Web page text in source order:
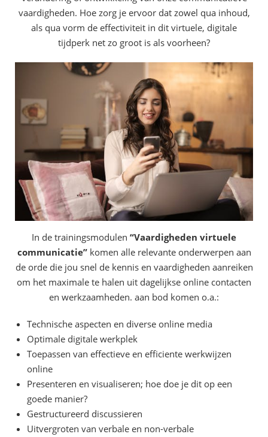
vaardigheden. Hoe zorg je ervoor dat zowel qua inhoud,
als qua vorm de effectiviteit in dit virtuele, digitale
tijdperk net zo groot is als voorheen?
In de trainingsmodulen “Vaardigheden virtuele
communicatie”komen alle relevante onderwerpen aan
de orde die jou snel de kennis en vaardigheden aanreiken
om het maximale te halen uit dagelijkse online contacten
en werkzaamheden. aan bod komen o.a.:
Technische aspecten en diverse online media
Optimale digitale werkplek
Toepassen van effectieve en efficiente werkwijzen
online
Presenteren en visualiseren; hoe doe je dit op een
goede manier?
Gestructureerd discussieren
Uitvergroten van verbale en non-verbale